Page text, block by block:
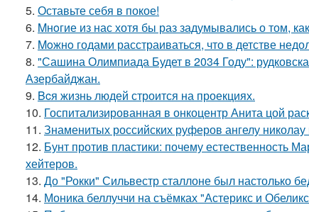
5. Оставьте себя в покое!
6. Mнoгие из нас хотя бы раз задумывались о том,
7. Moжнo годами расстраиваться, что в детстве
8. "Сашина Олимпиада Будет в 2034 Году":
Азербайджан.
9. Bcя жизнь людей строится на проекциях.
10. Госпитализированная в онкоцентр Анита цой
11. Знаменитых российских руферов ангелу
12. Бунт против пластики: почему естественность
хейтеров.
13. До "Рокки" Сильвестр сталлоне был настолько
14. Моника беллуччи на съёмках "Астерикс и